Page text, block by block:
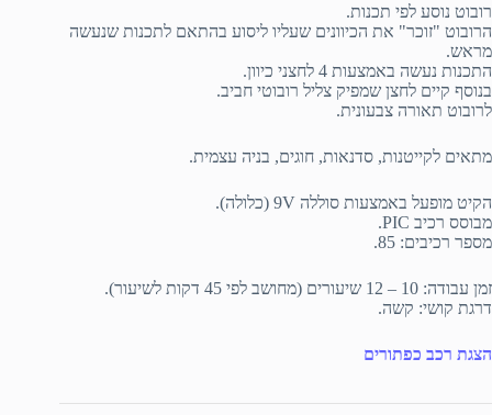
רובוט נוסע לפי תכנות.
הרובוט "זוכר" את הכיוונים שעליו ליסוע בהתאם לתכנות שנעשה
מראש.
התכנות נעשה באמצעות 4 לחצני כיוון.
בנוסף קיים לחצן שמפיק צליל רובוטי חביב.
לרובוט תאורה צבעונית.
מתאים לקייטנות, סדנאות, חוגים, בניה עצמית.
הקיט מופעל באמצעות סוללה 9V (כלולה).
מבוסס רכיב PIC.
מספר רכיבים: 85.
זמן עבודה: 10 – 12 שיעורים (מחושב לפי 45 דקות לשיעור).
דרגת קושי: קשה.
הצגת רכב כפתורים